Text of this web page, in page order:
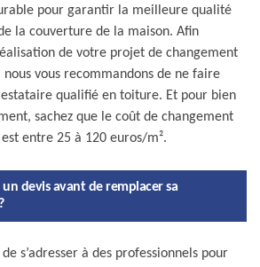
pour garantir la meilleure qualité
la couverture de la maison. Afin
de votre projet de changement
vous recommandons de ne faire
qualifié en toiture. Et pour bien
sachez que le coût de changement
entre 25 à 120 euros/m².
devis avant de remplacer sa
s’adresser à des professionnels pour